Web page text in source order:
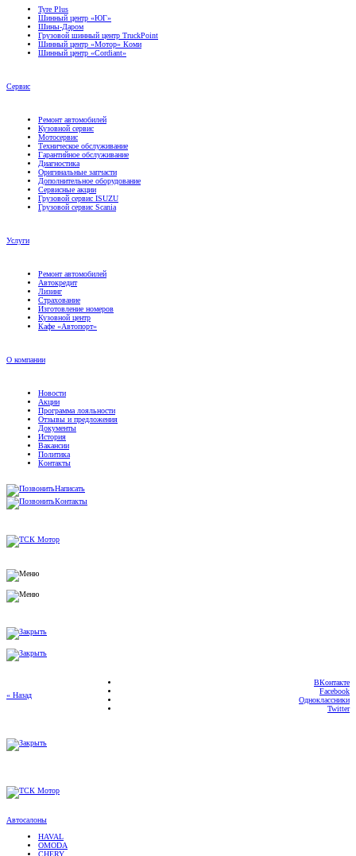
Шинный центр «ЮГ»
Шины-Даром
Грузовой шинный центр TruckPoint
Шинный центр «Мотор» Коми
Шинный центр «Cordiant»
Кузовной сервис
Мотосервис
Техническое обслуживание
Гарантийное обслуживание
Диагностика
Оригинальные запчасти
Дополнительное оборудование
Сервисные акции
Грузовой сервис ISUZU
Грузовой сервис Scania
Автокредит
Лизинг
Страхование
Изготовление номеров
Кузовной центр
Кафе «Автопорт»
Акции
Программа лояльности
Отзывы и предложения
Документы
История
Вакансии
Политика
Контакты
Контакты
Facebook
Одноклассники
Twitter
HAVAL
OMODA
CHERY
TENET